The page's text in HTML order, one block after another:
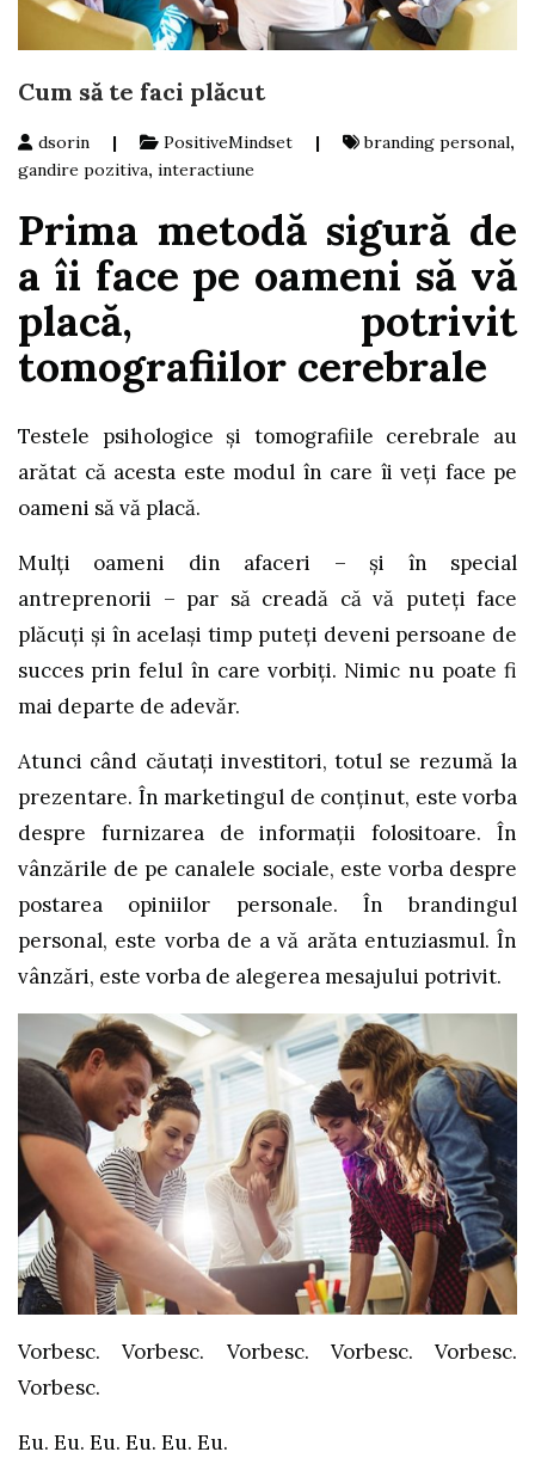
Cum să te faci plăcut
dsorin | PositiveMindset | branding personal,
gandire pozitiva, interactiune
Prima metodă sigură de
a îi face pe oameni să vă
placă, potrivit
tomografiilor cerebrale
Testele psihologice și tomografiile cerebrale au
arătat că acesta este modul în care îi veți face pe
oameni să vă placă.
Mulți oameni din afaceri – și în special
antreprenorii – par să creadă că vă puteți face
plăcuți și în același timp puteți deveni persoane de
succes prin felul în care vorbiți. Nimic nu poate fi
mai departe de adevăr.
Atunci când căutați investitori, totul se rezumă la
prezentare. În marketingul de conținut, este vorba
despre furnizarea de informații folositoare. În
vânzările de pe canalele sociale, este vorba despre
postarea opiniilor personale. În brandingul
personal, este vorba de a vă arăta entuziasmul. În
vânzări, este vorba de alegerea mesajului potrivit.
Vorbesc. Vorbesc. Vorbesc. Vorbesc. Vorbesc.
Vorbesc.
Eu. Eu. Eu. Eu. Eu. Eu.